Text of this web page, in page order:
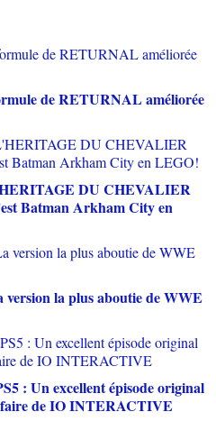
de RETURNAL améliorée
DU CHEVALIER
Batman Arkham City en
la plus aboutie de WWE
: Un excellent épisode original
faire de IO INTERACTIVE